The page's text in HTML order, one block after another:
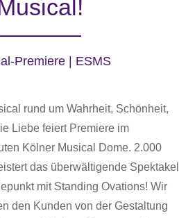
Premiere | ESMS
rund um Wahrheit, Schönheit,
Liebe feiert Premiere im
Kölner Musical Dome. 2.000
das überwältigende Spektakel
mit Standing Ovations! Wir
den Kunden von der Gestaltung